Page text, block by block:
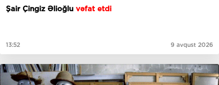
Şair Çingiz Əlioğlu vəfat etdi
13:52 9 avqust 2026